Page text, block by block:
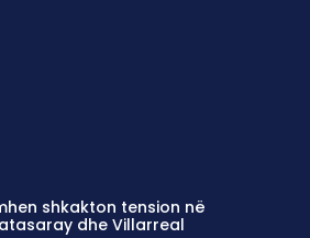
shkakton tension në
dhe Villarreal